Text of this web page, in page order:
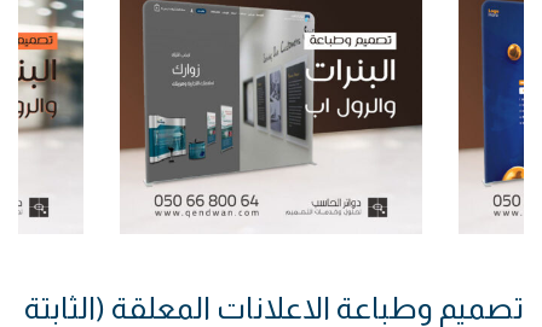
تصميم وطباعة الاعلانات المعلقة (الثابتة